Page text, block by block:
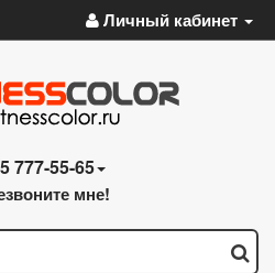
Личный кабинет
777-55-65
мне!